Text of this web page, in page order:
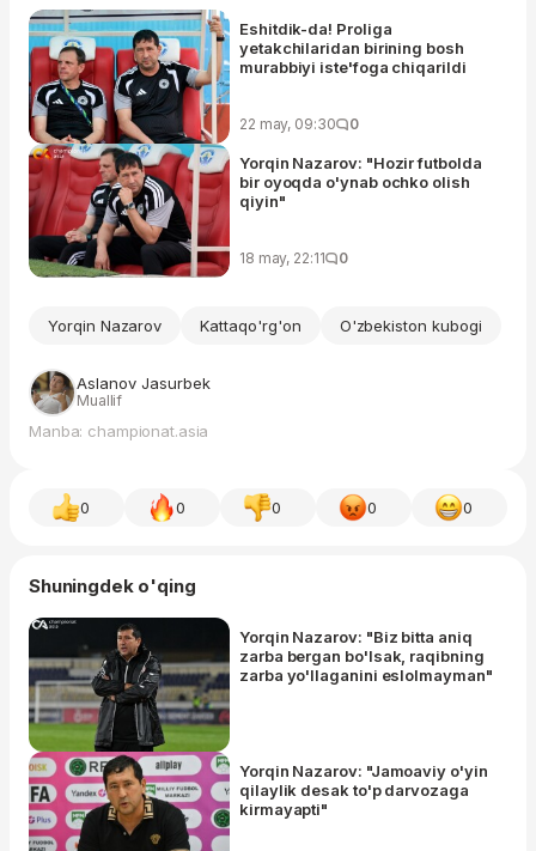
Eshitdik-da! Proliga
yetakchilaridan birining bosh
murabbiyi iste'foga chiqarildi
22 may, 09:30 0
Yorqin Nazarov: "Hozir futbolda
bir oyoqda o'ynab ochko olish
qiyin"
18 may, 22:11 0
Yorqin Nazarov Kattaqo'rg'on O'zbekiston kubogi
Aslanov Jasurbek
Muallif
Manba: championat.asia
0 0 0 0 0
Shuningdek o'qing
Yorqin Nazarov: "Biz bitta aniq
zarba bergan bo'lsak, raqibning
zarba yo'llaganini eslolmayman"
Yorqin Nazarov: "Jamoaviy o'yin
qilaylik desak to'p darvozaga
kirmayapti"